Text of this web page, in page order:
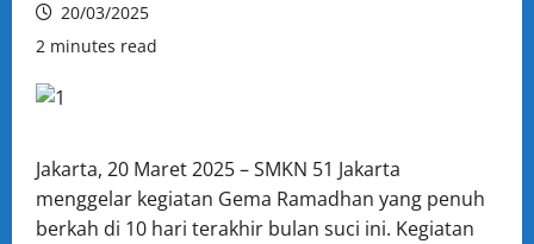
20/03/2025
2 minutes read
Jakarta, 20 Maret 2025 – SMKN 51 Jakarta
menggelar kegiatan Gema Ramadhan yang penuh
berkah di 10 hari terakhir bulan suci ini. Kegiatan